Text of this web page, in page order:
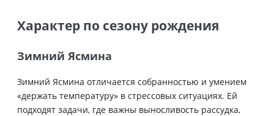
Характер по сезону рождения
Зимний Ясмина
Зимний Ясмина отличается собранностью и умением
«держать температуру» в стрессовых ситуациях. Ей
подходят задачи, где важны выносливость рассудка,